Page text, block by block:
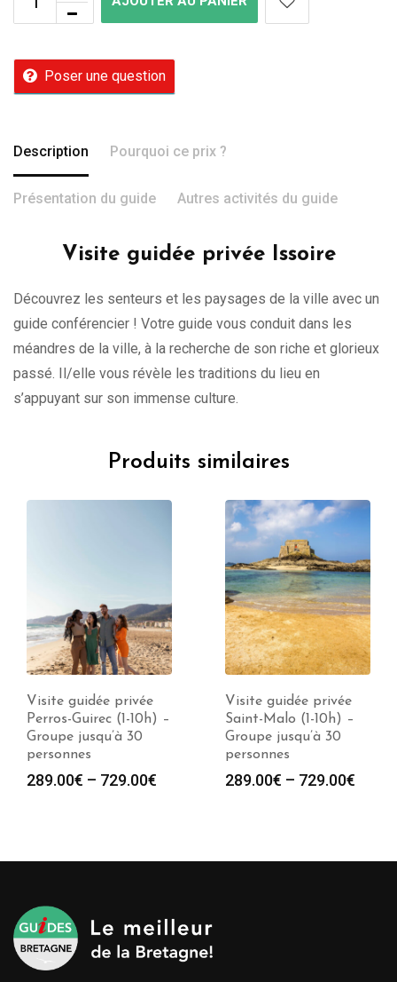
Poser une question
Description Pourquoi ce prix ?
Présentation du guide Autres activités du guide
Visite guidée privée Issoire
Découvrez les senteurs et les paysages de la ville avec un
guide conférencier ! Votre guide vous conduit dans les
méandres de la ville, à la recherche de son riche et glorieux
passé. Il/elle vous révèle les traditions du lieu en
s’appuyant sur son immense culture.
Produits similaires
Visite guidée privée
Perros-Guirec (1-10h) –
Groupe jusqu’à 30
personnes
289.00€ – 729.00€
Visite guidée privée
Saint-Malo (1-10h) –
Groupe jusqu’à 30
personnes
289.00€ – 729.00€